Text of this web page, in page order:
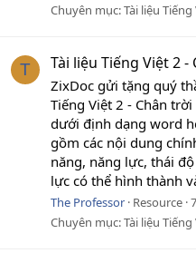
Chuyên mục:Tài liệu Tiếng
T Tài liệu Tiếng Việt 2
ZixDoc gửi tặng quý
Tiếng Việt 2 - Chân
dưới định dạng word
gồm các nội dung
năng, năng lực, thái
lực có thể hình thành
The Professor Resource
Chuyên mục:Tài liệu Tiếng